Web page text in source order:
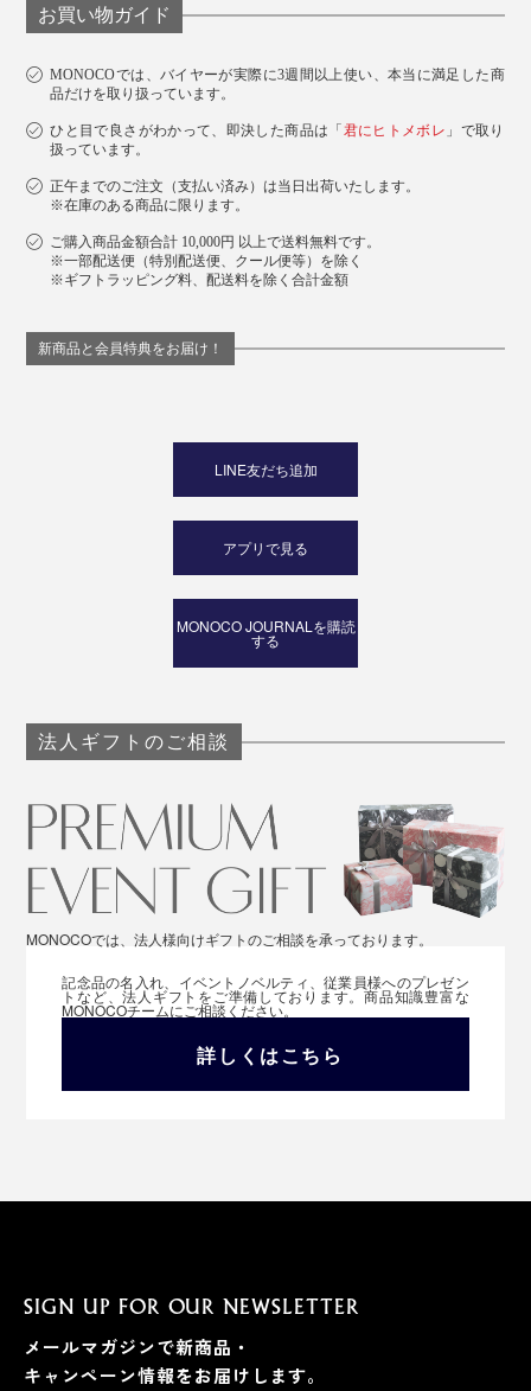
お買い物ガイド
MONOCOでは、バイヤーが実際に3週間以上使い、本当に満足した商
品だけを取り扱っています。
ひと目で良さがわかって、即決した商品は「 君にヒトメボレ 」で取り
扱っています。
正午までのご注文（支払い済み）は当日出荷いたします。
※在庫のある商品に限ります。
ご購入商品金額合計 10,000円 以上で送料無料です。
※一部配送便（特別配送便、クール便等）を除く
※ギフトラッピング料、配送料を除く合計金額
新商品と会員特典をお届け！
LINE友だち追加
アプリで見る
MONOCO JOURNALを購読
する
法人ギフトのご相談
MONOCOでは、法人様向けギフトのご相談を承っております。
記念品の名入れ、イベントノベルティ、従業員様へのプレゼン
トなど、法人ギフトをご準備しております。商品知識豊富な
MONOCOチームにご相談ください。
詳しくはこちら
SIGN UP FOR OUR NEWSLETTER
メールマガジンで新商品・
キャンペーン情報をお届けします。